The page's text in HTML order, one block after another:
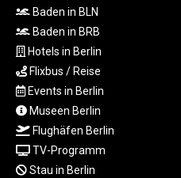
Baden in BLN
Baden in BRB
Hotels in Berlin
Flixbus / Reise
Events in Berlin
Museen Berlin
Flughäfen Berlin
TV-Programm
Stau in Berlin